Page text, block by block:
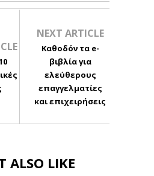
NEXT ARTICLE
Καθοδόν τα e-
βιβλία για
ελεύθερους
επαγγελματίες
και επιχειρήσεις
ALSO LIKE